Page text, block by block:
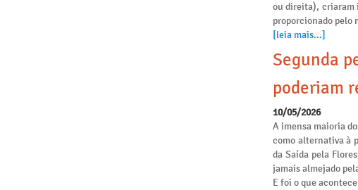
ou direita), criaram
proporcionado pelo
[leia mais...]
Segunda
poderiam
10/05/2026
A imensa maioria
como alternativa à
da Saída pela
jamais almejado
E foi o que